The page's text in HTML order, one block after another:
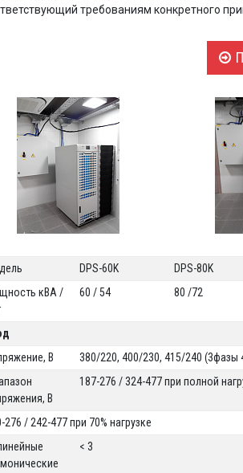
требованиям конкретного
DPS-60K DPS-80K
кВА /
60 / 54 80 /72
В
380/220, 400/230, 415/240 (3фазы
В
187-276 / 324-477 при полной
276 / 242-477 при 70% нагрузке
< 3